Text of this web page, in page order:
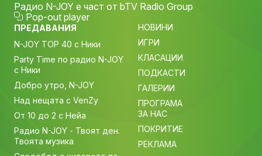
Радио N-JOY е част от bTV Radio Group
Pop-out player
ПРЕДАВАНИЯ
N-JOY TOP 40 с Ники
Party Time по радио N-JOY
с Ники
Добро утро, N-JOY
Над нещата с VenZy
От 10 до 2 с Нейа
Радио N-JOY - Твоят ден.
Твоята музика
НОВИНИ
ИГРИ
КЛАСАЦИИ
ПОДКАСТИ
ГАЛЕРИИ
ПРОГРАМА
ЗА НАС
ПОКРИТИЕ
РЕКЛАМА